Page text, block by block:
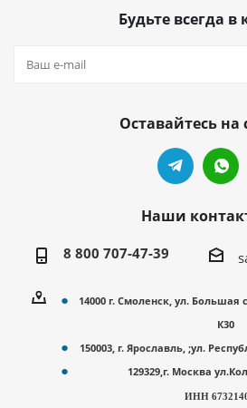
Будьте всегда в
Оставайтесь на
Наши
8 800 707-47-39
14000 г. Смоленск, ул. Большая
К30
150003, г. Ярославль, ;ул.
129329,г. Москва
ИНН